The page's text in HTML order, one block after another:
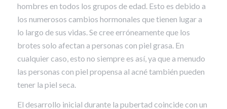
hombres en todos los grupos de edad. Esto es debido a
los numerosos cambios hormonales que tienen lugar a
lo largo de sus vidas. Se cree erróneamente que los
brotes solo afectan a personas con piel grasa. En
cualquier caso, esto no siempre es así, ya que a menudo
las personas con piel propensa al acné también pueden
tener la piel seca.
El desarrollo inicial durante la pubertad coincide con un